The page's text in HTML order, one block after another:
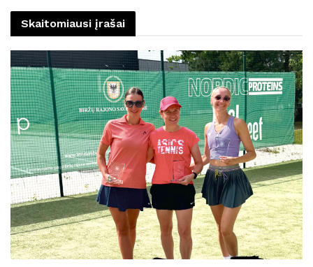
Skaitomiausi įrašai